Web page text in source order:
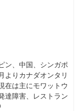
ン、中国、シンガポ
よりカナダオンタリ
在は主にモワットウ
達障害、レストラン